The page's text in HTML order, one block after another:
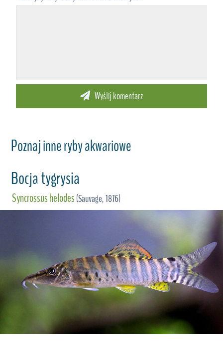
Poznaj inne ryby akwariowe
Bocja tygrysia
Syncrossus helodes(Sauvage, 1876)